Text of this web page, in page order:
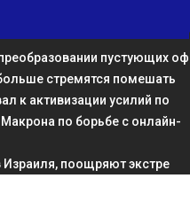
пустующих оф
стремятся помешать
к активизации усилий по
по борьбе с онлайн-
поощряют экстре